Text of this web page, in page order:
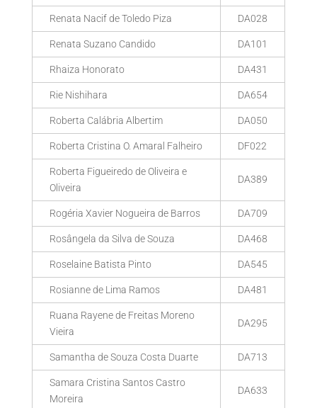
Renata Nacif de Toledo Piza DA028
Renata Suzano Candido DA101
Rhaiza Honorato DA431
Rie Nishihara DA654
Roberta Calábria Albertim DA050
Roberta Cristina O. Amaral Falheiro DF022
Roberta Figueiredo de Oliveira e
Oliveira
DA389
Rogéria Xavier Nogueira de Barros DA709
Rosângela da Silva de Souza DA468
Roselaine Batista Pinto DA545
Rosianne de Lima Ramos DA481
Ruana Rayene de Freitas Moreno
Vieira
DA295
Samantha de Souza Costa Duarte DA713
Samara Cristina Santos Castro
Moreira
DA633